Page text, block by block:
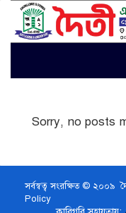
Sorry, no posts
সর্বস্বত্ব সংরক্ষিত © ২০০৯
Policy